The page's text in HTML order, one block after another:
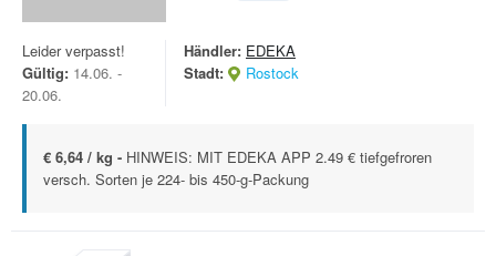
Leider verpasst!
Gültig: 14.06. -
20.06.
Händler: EDEKA
Stadt:
Rostock
€ 6,64 / kg - HINWEIS: MIT EDEKA APP 2.49 € tiefgefroren
versch. Sorten je 224- bis 450-g-Packung